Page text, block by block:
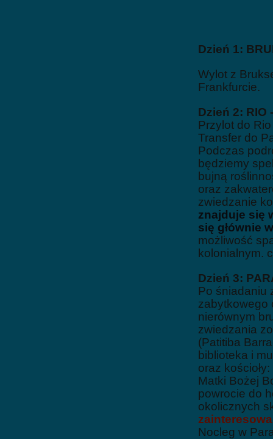
Dzień 1:
Wylot z
Frankfurcie.
Dzień 2: RIO
Przylot do
Transfer do
Podczas
będziemy
bujną
oraz
zwiedzanie
znajduje się
się głównie
możliwość
kolonialnym.
Dzień 3:
Po śniadaniu
zabytkowego
nierównym
zwiedzania
(Patitiba
biblioteka i
oraz
Matki Bożej
powrocie do
okolicznych
Nocleg w